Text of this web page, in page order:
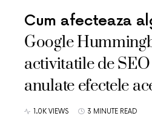
Cum afecteaza
Google
activitatile de
anulate efectele
1.0K VIEWS 3 MINUTE READ